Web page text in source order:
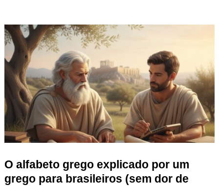
O alfabeto grego explicado por um
grego para brasileiros (sem dor de